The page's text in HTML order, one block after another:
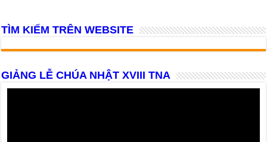
TÌM KIẾM TRÊN WEBSITE
GIẢNG LỄ CHÚA NHẬT XVIII TNA